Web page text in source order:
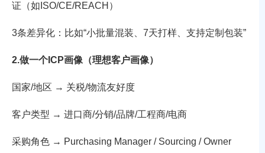
证（如ISO/CE/REACH）
3条差异化：比如“小批量混装、7天打样、支持定制包装”
2.做一个ICP画像（理想客户画像）
国家/地区 → 关税/物流友好度
客户类型 → 进口商/分销/品牌/工程商/电商
采购角色 → Purchasing Manager / Sourcing / Owner